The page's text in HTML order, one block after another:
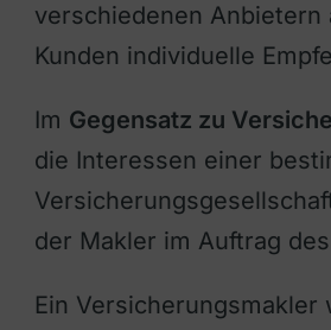
verschiedenen Anbietern
Kunden individuelle
Im Gegensatz zu
die Interessen einer
der Makler im Auftrag
Ein Versicherungsmakler